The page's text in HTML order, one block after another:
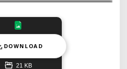
DOWNLOAD
21 KB